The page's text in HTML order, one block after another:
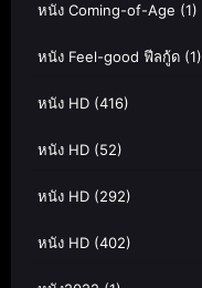
หนัง Coming-of-Age (1)
หนัง Feel-good ฟีลกู้ด (1)
หนัง HD (416)
หนัง HD (52)
หนัง HD (292)
หนัง HD (402)